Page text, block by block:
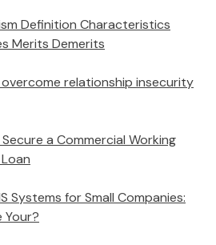
Definition Characteristics
Merits Demerits
relationship insecurity
a Commercial Working
Systems for Small Companies:
Your?